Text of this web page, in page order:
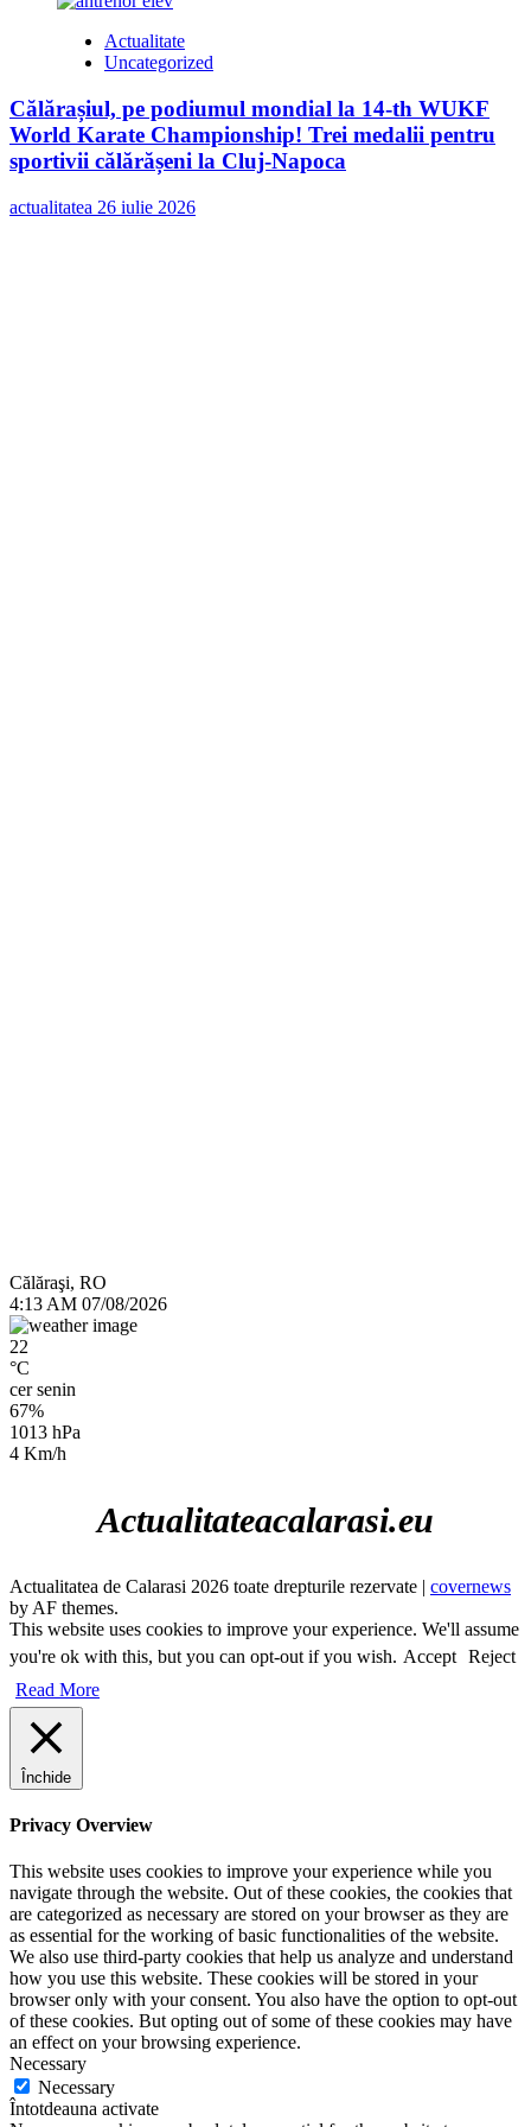
Actualitate
Uncategorized
Călărașiul, pe podiumul mondial la 14-th WUKF
World Karate Championship! Trei medalii pentru
sportivii călărășeni la Cluj-Napoca
actualitatea 26 iulie 2026
Călăraşi, RO
4:13 AM 07/08/2026
22
°C
cer senin
67%
1013 hPa
4 Km/h
Actualitateacalarasi.eu
Actualitatea de Calarasi 2026 toate drepturile rezervate | covernews
by AF themes.
This website uses cookies to improve your experience. We'll assume
you're ok with this, but you can opt-out if you wish. Accept Reject
Read More
Închide
Privacy Overview
This website uses cookies to improve your experience while you
navigate through the website. Out of these cookies, the cookies that
are categorized as necessary are stored on your browser as they are
as essential for the working of basic functionalities of the website.
We also use third-party cookies that help us analyze and understand
how you use this website. These cookies will be stored in your
browser only with your consent. You also have the option to opt-out
of these cookies. But opting out of some of these cookies may have
an effect on your browsing experience.
Necessary
Necessary
Întotdeauna activate